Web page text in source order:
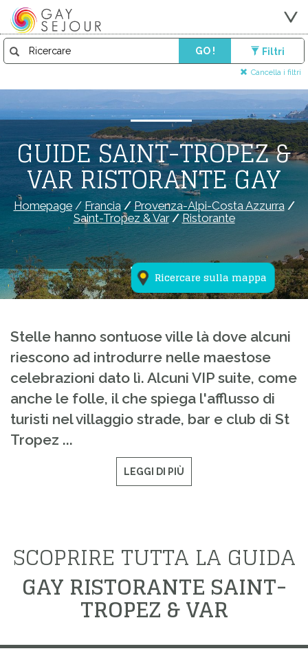
GO ! Filtri
Cancella i filtri
Ricercare sulla mappa
GUIDE SAINT-TROPEZ &
VAR RISTORANTE GAY
Homepage/ Francia/Provenza-Alpi-Costa Azzurra/
Saint-Tropez & Var/Ristorante
Stelle hanno sontuose ville là dove alcuni
riescono ad introdurre nelle maestose
celebrazioni dato lì. Alcuni VIP suite, come
anche le folle, il che spiega l'afflusso di
turisti nel villaggio strade, bar e club di St
Tropez ...
LEGGI DI PIÙ
SCOPRIRE TUTTA LA GUIDA
GAY RISTORANTE SAINT-
TROPEZ & VAR